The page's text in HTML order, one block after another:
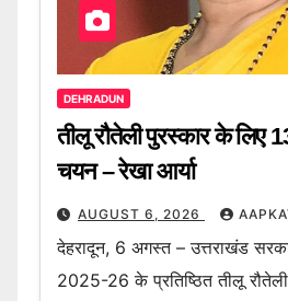
DEHRADUN
तीलू रौतेली पुरस्कार के लिए
चयन – रेखा आर्या
AUGUST 6, 2026
देहरादून, 6 अगस्त – उत्तराखंड
2025-26 के प्रतिष्ठित तीलू रौतेली